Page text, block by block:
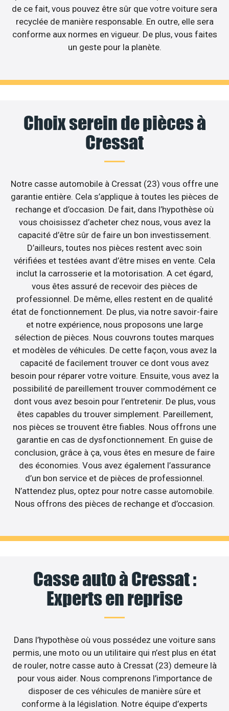
de ce fait, vous pouvez être sûr que votre voiture sera
recyclée de manière responsable. En outre, elle sera
conforme aux normes en vigueur. De plus, vous faites
un geste pour la planète.
Choix serein de pièces à
Cressat
Notre casse automobile à Cressat (23) vous offre une
garantie entière. Cela s’applique à toutes les pièces de
rechange et d’occasion. De fait, dans l’hypothèse où
vous choisissez d’acheter chez nous, vous avez la
capacité d’être sûr de faire un bon investissement.
D’ailleurs, toutes nos pièces restent avec soin
vérifiées et testées avant d’être mises en vente. Cela
inclut la carrosserie et la motorisation. A cet égard,
vous êtes assuré de recevoir des pièces de
professionnel. De même, elles restent en de qualité
état de fonctionnement. De plus, via notre savoir-faire
et notre expérience, nous proposons une large
sélection de pièces. Nous couvrons toutes marques
et modèles de véhicules. De cette façon, vous avez la
capacité de facilement trouver ce dont vous avez
besoin pour réparer votre voiture. Ensuite, vous avez la
possibilité de pareillement trouver commodément ce
dont vous avez besoin pour l’entretenir. De plus, vous
êtes capables du trouver simplement. Pareillement,
nos pièces se trouvent être fiables. Nous offrons une
garantie en cas de dysfonctionnement. En guise de
conclusion, grâce à ça, vous êtes en mesure de faire
des économies. Vous avez également l’assurance
d’un bon service et de pièces de professionnel.
N’attendez plus, optez pour notre casse automobile.
Nous offrons des pièces de rechange et d’occasion.
Casse auto à Cressat :
Experts en reprise
Dans l’hypothèse où vous possédez une voiture sans
permis, une moto ou un utilitaire qui n’est plus en état
de rouler, notre casse auto à Cressat (23) demeure là
pour vous aider. Nous comprenons l’importance de
disposer de ces véhicules de manière sûre et
conforme à la législation. Notre équipe d’experts